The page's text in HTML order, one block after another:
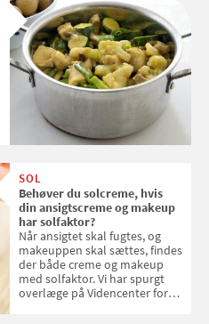
SOL
Behøver du solcreme, hvis
din ansigtscreme og makeup
har solfaktor?
Når ansigtet skal fugtes, og
makeuppen skal sættes, findes
der både creme og makeup
med solfaktor. Vi har spurgt
overlæge på Videncenter for